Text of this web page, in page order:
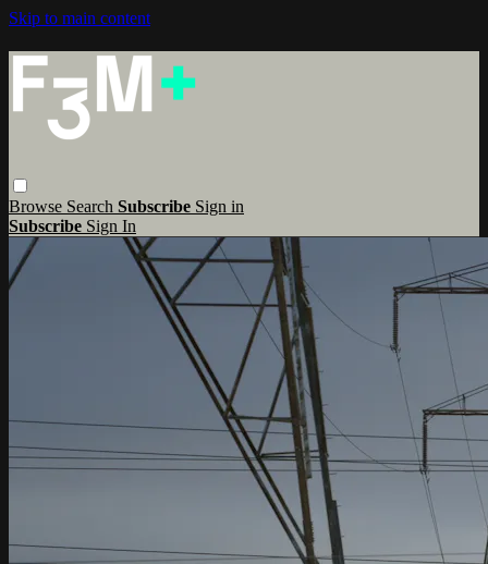
Skip to main content
Browse Search Subscribe Sign in
Subscribe Sign In